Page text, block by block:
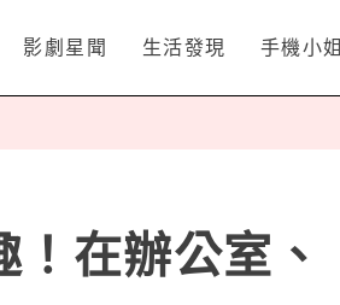
影劇星聞 生活發現 手機小姐
在辦公室、